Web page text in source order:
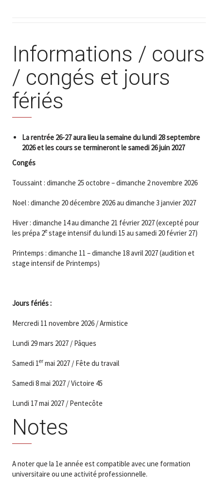
Informations / cours
/ congés et jours
fériés
La rentrée 26-27 aura lieu la semaine du lundi 28 septembre
2026 et les cours se termineront le samedi 26 juin 2027
Congés
Toussaint : dimanche 25 octobre – dimanche 2 novembre 2026
Noel : dimanche 20 décembre 2026 au dimanche 3 janvier 2027
Hiver : dimanche 14 au dimanche 21 février 2027 (excepté pour
les prépa 2e stage intensif du lundi 15 au samedi 20 février 27)
Printemps : dimanche 11 – dimanche 18 avril 2027 (audition et
stage intensif de Printemps)
Jours fériés :
Mercredi 11 novembre 2026 / Armistice
Lundi 29 mars 2027 / Pâques
Samedi 1er mai 2027 / Fête du travail
Samedi 8 mai 2027 / Victoire 45
Lundi 17 mai 2027 / Pentecôte
Notes
A noter que la 1e année est compatible avec une formation
universitaire ou une activité professionnelle.